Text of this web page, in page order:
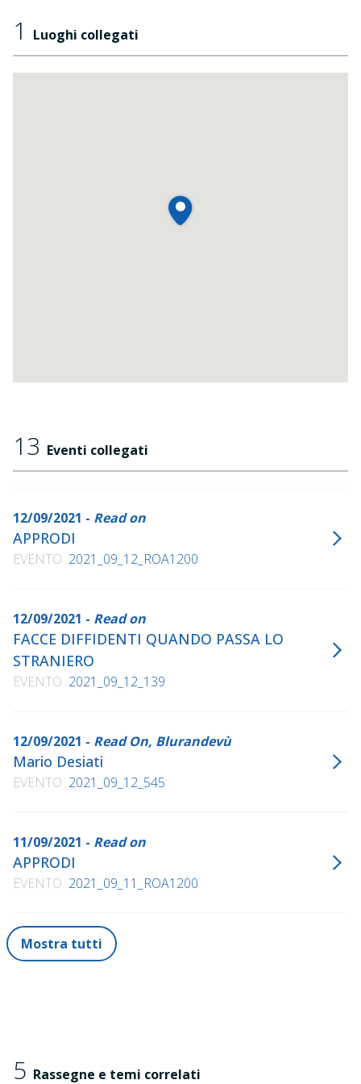
1 Luoghi collegati
13 Eventi collegati
12/09/2021 - Read on
APPRODI
EVENTO 2021_09_12_ROA1200
12/09/2021 - Read on
FACCE DIFFIDENTI QUANDO PASSA LO
STRANIERO
EVENTO 2021_09_12_139
12/09/2021 - Read On, Blurandevù
Mario Desiati
EVENTO 2021_09_12_545
11/09/2021 - Read on
APPRODI
EVENTO 2021_09_11_ROA1200
Mostra tutti
5 Rassegne e temi correlati